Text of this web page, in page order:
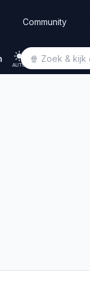
Community
AUTO